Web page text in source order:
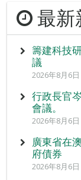
最新
籌建科技
議
2026年8月6日
行政長官
會議。
2026年8月6
廣東省在
府債券
2026年8月6